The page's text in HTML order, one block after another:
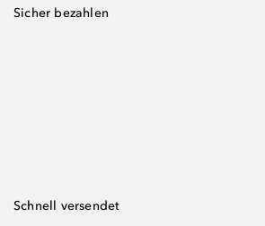
Sicher bezahlen
Schnell versendet